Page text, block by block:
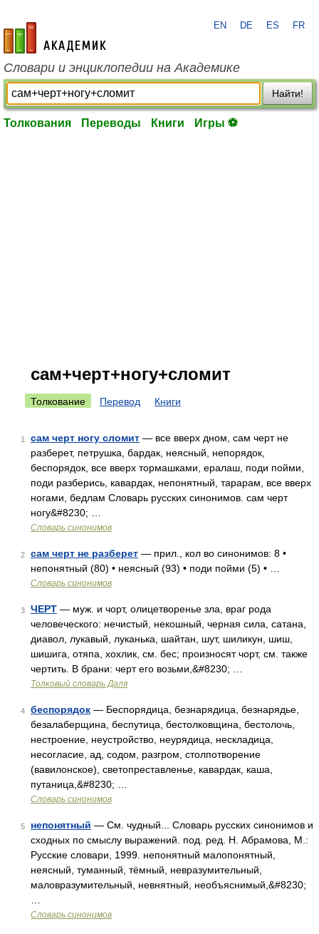
academic.ru
EN DE ES FR
Словари и энциклопедии на Академике
Найти!
Толкования Переводы Книги Игры ⚽
сам+черт+ногу+сломит
Толкование Перевод Книги
1 сам черт ногу сломит — все вверх дном, сам черт не
разберет, петрушка, бардак, неясный, непорядок,
беспорядок, все вверх тормашками, ералаш, поди пойми,
поди разберись, кавардак, непонятный, тарарам, все вверх
ногами, бедлам Словарь русских синонимов. сам черт
ногу&#8230; …
Словарь синонимов
2 сам черт не разберет — прил., кол во синонимов: 8 •
непонятный (80) • неясный (93) • поди пойми (5) • …
Словарь синонимов
3 ЧЕРТ — муж. и чорт, олицетворенье зла, враг рода
человеческого: нечистый, некошный, черная сила, сатана,
диавол, лукавый, луканька, шайтан, шут, шиликун, шиш,
шишига, отяпа, хохлик, см. бес; произносят чорт, см. также
чертить. В брани: черт его возьми,&#8230; …
Толковый словарь Даля
4 беспорядок — Беспорядица, безнарядица, безнарядье,
безалаберщина, беспутица, бестолковщина, бестолочь,
нестроение, неустройство, неурядица, нескладица,
несогласие, ад, содом, разгром, столпотворение
(вавилонское), светопреставленье, кавардак, каша,
путаница,&#8230; …
Словарь синонимов
5 непонятный — См. чудный... Словарь русских синонимов и
сходных по смыслу выражений. под. ред. Н. Абрамова, М.:
Русские словари, 1999. непонятный малопонятный,
неясный, туманный, тёмный, невразумительный,
маловразумительный, невнятный, необъяснимый,&#8230;
Словарь синонимов